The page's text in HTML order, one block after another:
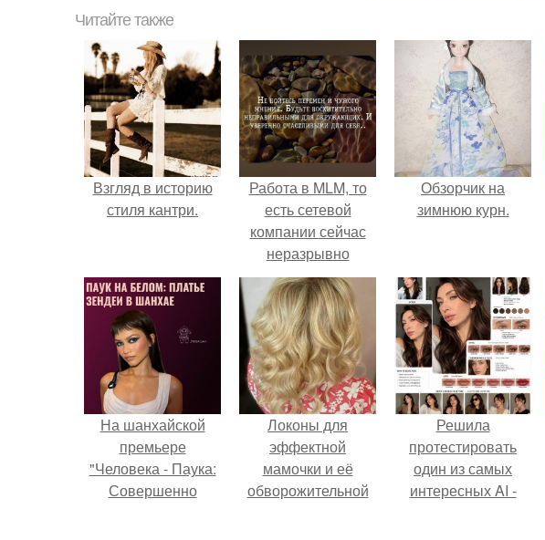
Читайте также
Взгляд в историю
стиля кантри.
Работа в MLM, то
есть сетевой
компании сейчас
неразрывно
связана с создание
своего контента,
своей страницы в
соц сетях.
Обзорчик на
зимнюю курн.
На шанхайской
премьере
"Человека - Паука:
Совершенно
Локоны для
эффектной
мамочки и её
обворожительной
Решила
протестировать
один из самых
интересных AI -